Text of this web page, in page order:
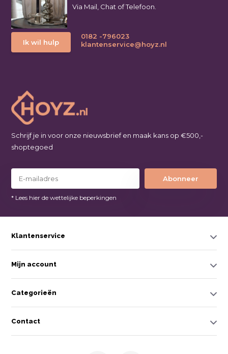
Via Mail, Chat of Telefoon.
Ik wil hulp
0182 -796023
klantenservice@hoyz.nl
Schrijf je in voor onze nieuwsbrief en maak kans op €500,-
shoptegoed
Abonneer
* Lees hier de wettelijke beperkingen
Klantenservice
Mijn account
Categorieën
Contact